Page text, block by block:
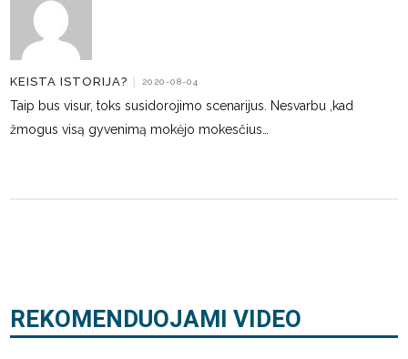
KEISTA ISTORIJA? | 2020-08-04
Taip bus visur, toks susidorojimo scenarijus. Nesvarbu ,kad
žmogus visą gyvenimą mokėjo mokesčius…
REKOMENDUOJAMI VIDEO